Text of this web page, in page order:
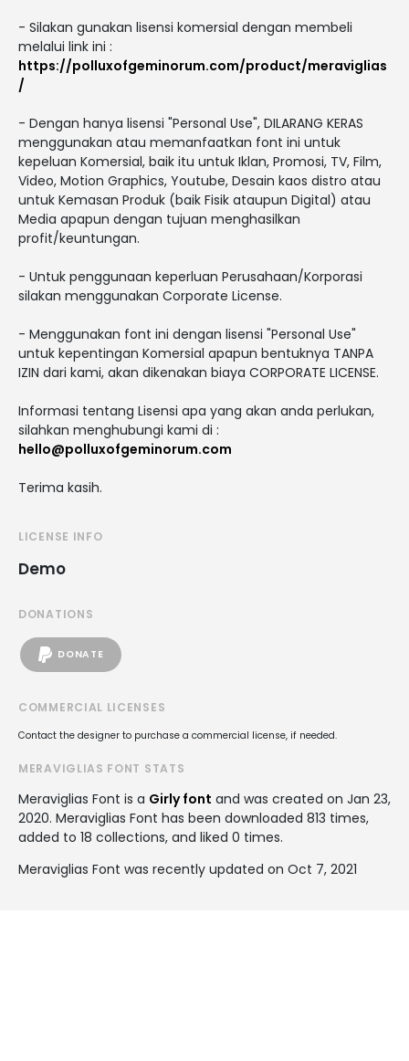
- Silakan gunakan lisensi komersial dengan membeli
melalui link ini :
https://polluxofgeminorum.com/product/meraviglias
/
- Dengan hanya lisensi "Personal Use", DILARANG KERAS
menggunakan atau memanfaatkan font ini untuk
kepeluan Komersial, baik itu untuk Iklan, Promosi, TV, Film,
Video, Motion Graphics, Youtube, Desain kaos distro atau
untuk Kemasan Produk (baik Fisik ataupun Digital) atau
Media apapun dengan tujuan menghasilkan
profit/keuntungan.
- Untuk penggunaan keperluan Perusahaan/Korporasi
silakan menggunakan Corporate License.
- Menggunakan font ini dengan lisensi "Personal Use"
untuk kepentingan Komersial apapun bentuknya TANPA
IZIN dari kami, akan dikenakan biaya CORPORATE LICENSE.
Informasi tentang Lisensi apa yang akan anda perlukan,
silahkan menghubungi kami di :
hello@polluxofgeminorum.com
Terima kasih.
LICENSE INFO
Demo
DONATIONS
DONATE
COMMERCIAL LICENSES
Contact the designer to purchase a commercial license, if needed.
MERAVIGLIAS FONT STATS
Meraviglias Font is a Girly font and was created on Jan 23,
2020. Meraviglias Font has been downloaded 813 times,
added to 18 collections, and liked 0 times.
Meraviglias Font was recently updated on Oct 7, 2021